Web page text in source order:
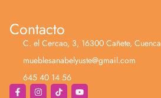
Contacto
C. el Cercao, 3, 16300 Cañete, Cuenca
mueblesanabelyuste@gmail.com
645 40 14 56